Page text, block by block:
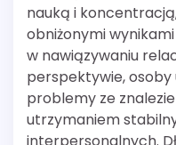
nauką i
obniżonymi
w nawiązywaniu
perspektywie,
problemy ze
utrzymaniem